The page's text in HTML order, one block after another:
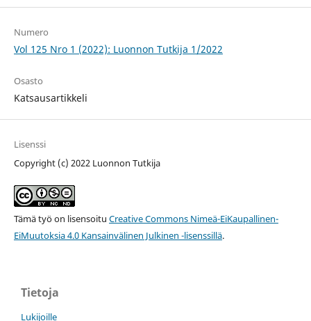
Numero
Vol 125 Nro 1 (2022): Luonnon Tutkija 1/2022
Osasto
Katsausartikkeli
Lisenssi
Copyright (c) 2022 Luonnon Tutkija
Tämä työ on lisensoitu Creative Commons Nimeä-EiKaupallinen-
EiMuutoksia 4.0 Kansainvälinen Julkinen -lisenssillä.
Tietoja
Lukijoille